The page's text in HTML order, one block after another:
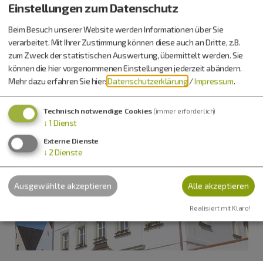
86653 Monheim
09091 9091-0
Einstellungen zum Datenschutz
Beim Besuch unserer Website werden Informationen über Sie
verarbeitet. Mit Ihrer Zustimmung können diese auch an Dritte, z.B.
zum Zweck der statistischen Auswertung, übermittelt werden. Sie
können die hier vorgenommenen Einstellungen jederzeit abändern.
Mehr dazu erfahren Sie hier:Datenschutzerklärung /Impressum.
Technisch notwendige Cookies (immer erforderlich)
↓ 1 Dienst
Externe Dienste
↓ 2 Dienste
Ausgewählte akzeptieren Alle akzeptieren
Realisiert mit Klaro!